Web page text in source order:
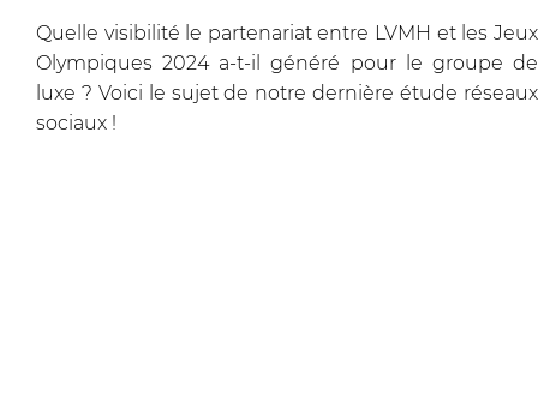
Quelle visibilité le partenariat entre LVMH et les Jeux
Olympiques 2024 a-t-il généré pour le groupe de
luxe ? Voici le sujet de notre dernière étude réseaux
sociaux !